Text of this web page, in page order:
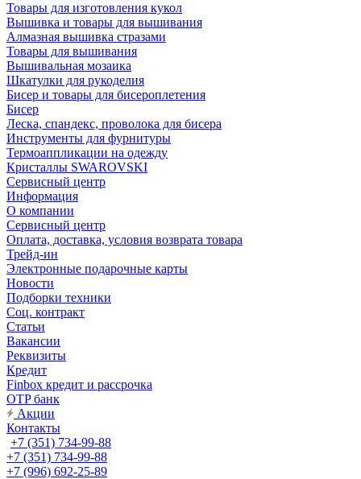
Товары для изготовления кукол
Вышивка и товары для вышивания
Алмазная вышивка стразами
Товары для вышивания
Вышивальная мозаика
Шкатулки для рукоделия
Бисер и товары для бисероплетения
Бисер
Леска, спандекс, проволока для бисера
Инструменты для фурнитуры
Термоаппликации на одежду
Кристаллы SWAROVSKI
Сервисный центр
Информация
О компании
Сервисный центр
Оплата, доставка, условия возврата товара
Трейд-ин
Электронные подарочные карты
Новости
Подборки техники
Соц. контракт
Статьи
Вакансии
Реквизиты
Кредит
Finbox кредит и рассрочка
OTP банк
Акции
Контакты
+7 (351) 734-99-88
+7 (351) 734-99-88
+7 (996) 692-25-89